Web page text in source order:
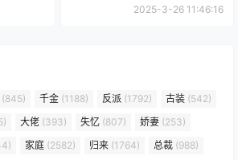
2025-3-26 11:46:16
(845) 千金 (1188) 反派 (1792) 古装 (542)
大佬 (393) 失忆 (807) 娇妻 (253)
家庭 (2582) 归来 (1764) 总裁 (988)